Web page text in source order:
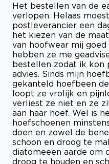
Het bestellen van de
verlopen. Helaas
postleverancier een
het kiezen van de
van hoofwear mij
hebben ze me
bestellen zodat ik kon
advies. Sinds mijn
gekanteld hoefbeen
loopt ze vrolijk en
verliest ze niet en ze
aan haar hoef. Wel is
hoefschoenen
doen en zowel de
schoon en droog te
diatomeeen aarde om
droog te houden en